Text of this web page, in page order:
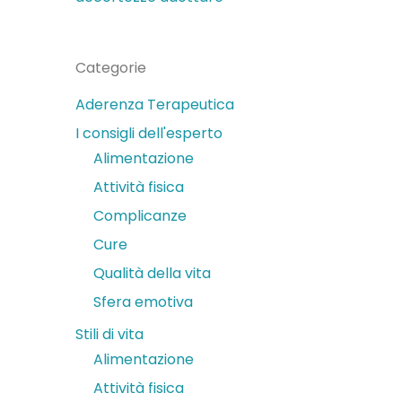
Categorie
Aderenza Terapeutica
I consigli dell'esperto
Alimentazione
Attività fisica
Complicanze
Cure
Qualità della vita
Sfera emotiva
Stili di vita
Alimentazione
Attività fisica